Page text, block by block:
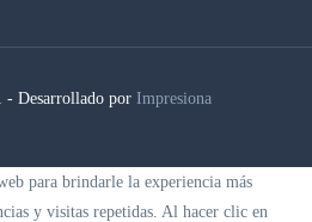
Desarrollado por Impresiona
para brindarle la experiencia más
y visitas repetidas. Al hacer clic en